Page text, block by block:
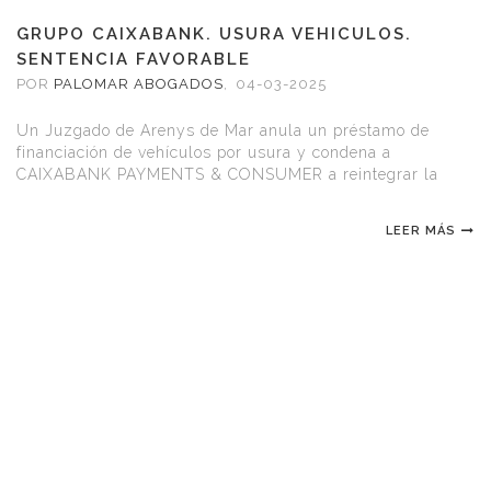
GRUPO CAIXABANK. USURA VEHICULOS.
SENTENCIA FAVORABLE
POR PALOMAR ABOGADOS, 04-03-2025
Un Juzgado de Arenys de Mar anula un préstamo de
financiación de vehículos por usura y condena a
CAIXABANK PAYMENTS & CONSUMER a reintegrar la
LEER MÁS